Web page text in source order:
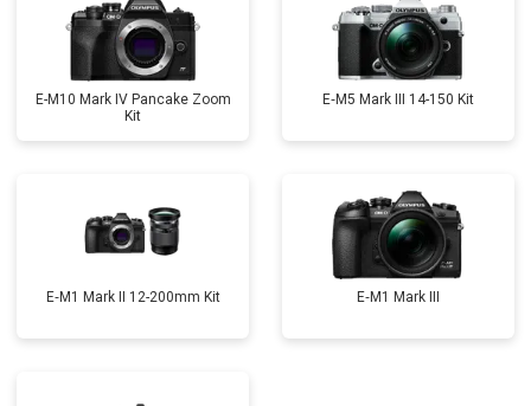
E-M10 Mark IV Pancake Zoom
Kit
E‑M5 Mark III 14-150 Kit
E‑M1 Mark II 12-200mm Kit E‑M1 Mark III